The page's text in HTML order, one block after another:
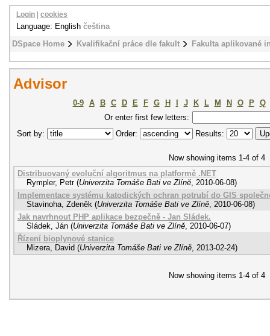
DSpace Home Kvalifikační práce dle fakult Fakulta aplikované
Login cookies
Language: English čeština
Advisor
0-9 A B C D E F G H J K L M N O P
Q
Or enter first few letters:
Sort by:
Order: Results:
Now showing items 1-4 of 4
Distribuovaný evoluční algoritmus na platformě .NET
Rympler, Petr (Univerzita Tomáše Bati ve Zlíně, 2010-06-08)
Implementace systému katodických ochran potrubí do GIS
Stavinoha, Zdeněk (Univerzita Tomáše Bati ve Zlíně, 2010-06-08)
Jak navrhnout PHP aplikace bezpečně - Jan Sládek.
Sládek, Ján (Univerzita Tomáše Bati ve Zlíně, 2010-06-07)
Řízení bioplynové stanice
Mizera, David (Univerzita Tomáše Bati ve Zlíně, 2013-02-24)
Now showing items 1-4 of 4